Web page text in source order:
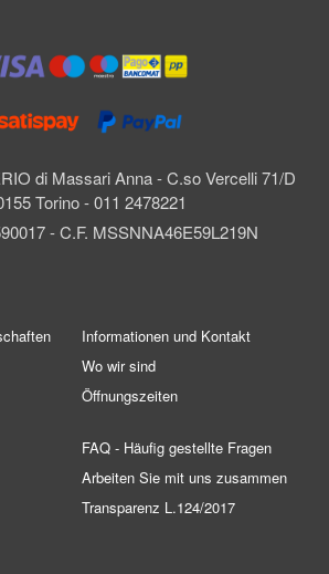
di Massari Anna - C.so Vercelli 71/D
Torino - 011 2478221
- C.F. MSSNNA46E59L219N
Informationen und Kontakt
Wo wir sind
Öffnungszeiten
FAQ - Häufig gestellte Fragen
Arbeiten Sie mit uns zusammen
Transparenz L.124/2017